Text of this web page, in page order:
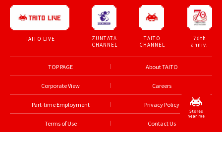
TAITO LIVE
ZUNTATA
CHANNEL
TAITO
CHANNEL
70th
anniv.
TOP PAGE About TAITO
Corporate View Careers
Part-time Employment Privacy Policy
Terms of Use Contact Us